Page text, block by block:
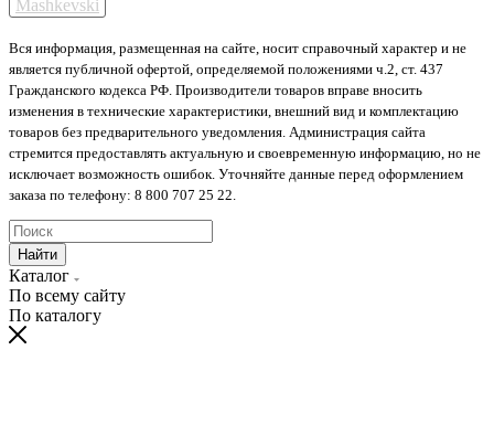
Mashkevski
Вся информация, размещенная на сайте, носит справочный характер и не
является публичной офертой, определяемой положениями ч.2, ст. 437
Гражданского кодекса РФ. Производители товаров вправе вносить
изменения в технические характеристики, внешний вид и комплектацию
товаров без предварительного уведомления. Администрация сайта
стремится предоставлять актуальную и своевременную информацию, но не
исключает возможность ошибок. Уточняйте данные перед оформлением
заказа по телефону: 8 800 707 25 22.
Найти
Каталог
По всему сайту
По каталогу